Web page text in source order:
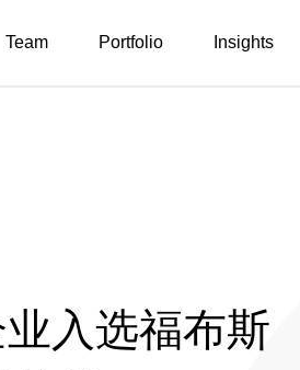
Team Portfolio Insights
入选福布斯